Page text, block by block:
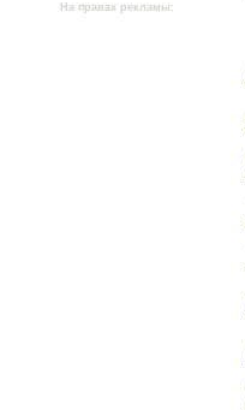
На правах рекламы: